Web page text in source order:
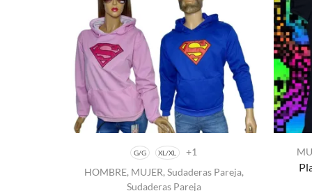
G/G XL/XL
+1
HOMBRE, MUJER, Sudaderas Pareja,
Sudaderas Pareja
Este